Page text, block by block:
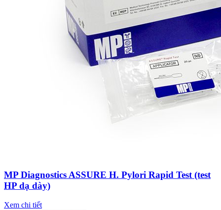
MP Diagnostics ASSURE H. Pylori Rapid Test (test
HP dạ dày)
Xem chi tiết